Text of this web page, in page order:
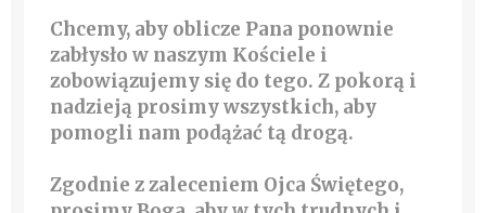
Chcemy, aby oblicze Pana ponownie
zabłysło w naszym Kościele i
zobowiązujemy się do tego. Z pokorą i
nadzieją prosimy wszystkich, aby
pomogli nam podążać tą drogą.
Zgodnie z zaleceniem Ojca Świętego,